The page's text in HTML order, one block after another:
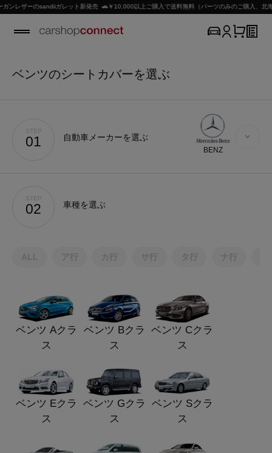
レザーのsandiiガレット新発売 🚗￥10,000以上ご購入で送料無料（パーツのみのご購入、北海
ベンツのシートカバーを選ぶ
STEP.
01 自動車メーカーを選ぶ
BENZ
STEP.
02 車種を選ぶ
ALL ア行 カ行 サ行 タ行 ナ行
ベンツ Aクラ
ス
ベンツ Bクラ
ス
ベンツ Cクラ
ス
ベンツ Eクラ
ス
ベンツ Gクラ
ス
ベンツ Sクラ
ス